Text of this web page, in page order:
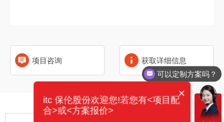
项目咨询 获取详细信息
相关产品
可以定制方案吗？
×
itc 保伦股份欢迎您!若您有<项目配
合>或<方案报价>